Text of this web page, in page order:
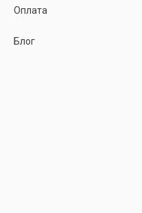
Оплата
Блог